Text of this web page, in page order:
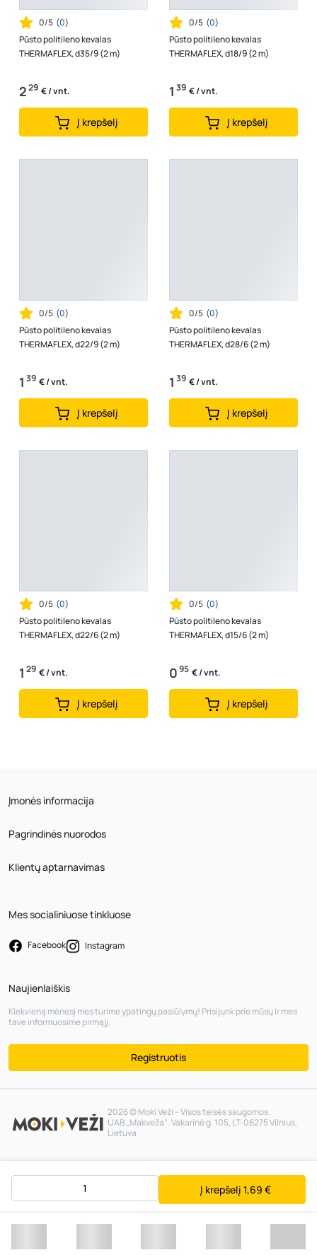
Į krepšelį 1,69 €
0/5 (0)
Pūsto politileno kevalas
THERMAFLEX, d35/9 (2 m)
229 € / vnt.
Į krepšelį
0/5 (0)
Pūsto politileno kevalas
THERMAFLEX, d18/9 (2 m)
1 39 € / vnt.
Į krepšelį
0/5 (0)
Pūsto politileno kevalas
THERMAFLEX, d22/9 (2 m)
1 39 € / vnt.
Į krepšelį
0/5 (0)
Pūsto politileno kevalas
THERMAFLEX, d28/6 (2 m)
1 39 € / vnt.
Į krepšelį
0/5 (0)
Pūsto politileno kevalas
THERMAFLEX, d22/6 (2 m)
1 29 € / vnt.
Į krepšelį
0/5 (0)
Pūsto politileno kevalas
THERMAFLEX, d15/6 (2 m)
095 € / vnt.
Į krepšelį
Įmonės informacija
Pagrindinės nuorodos
Klientų aptarnavimas
Mes socialiniuose tinkluose
Facebook Instagram
Naujienlaiškis
Kiekvieną mėnesį mes turime ypatingų pasiūlymų! Prisijunk prie mūsų ir mes
tave informuosime pirmąjį.
Registruotis
2026 © Moki Veži – Visos teisės saugomos.
UAB „Makveža“. Vakarinė g. 105, LT-06275 Vilnius,
Lietuva